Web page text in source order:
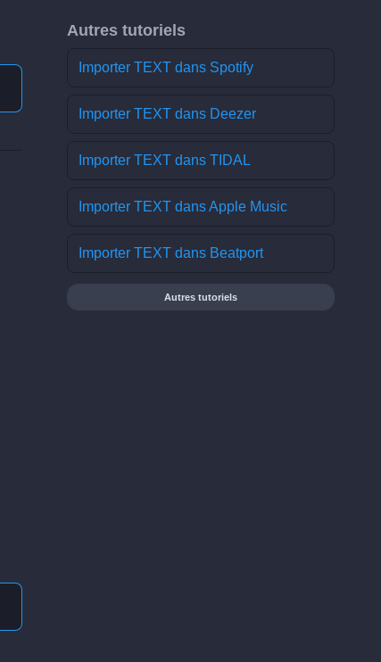
Autres tutoriels
Importer TEXT dans Spotify
Importer TEXT dans Deezer
Importer TEXT dans TIDAL
Importer TEXT dans Apple Music
Importer TEXT dans Beatport
Autres tutoriels